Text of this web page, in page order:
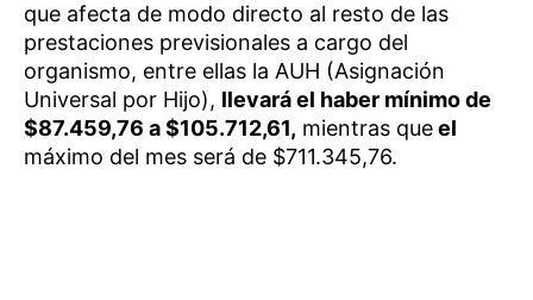
que afecta de modo directo al resto de las
prestaciones previsionales a cargo del
organismo, entre ellas la AUH (Asignación
Universal por Hijo), llevará el haber mínimo de
$87.459,76 a $105.712,61, mientras queel
máximo del mes será de $711.345,76.